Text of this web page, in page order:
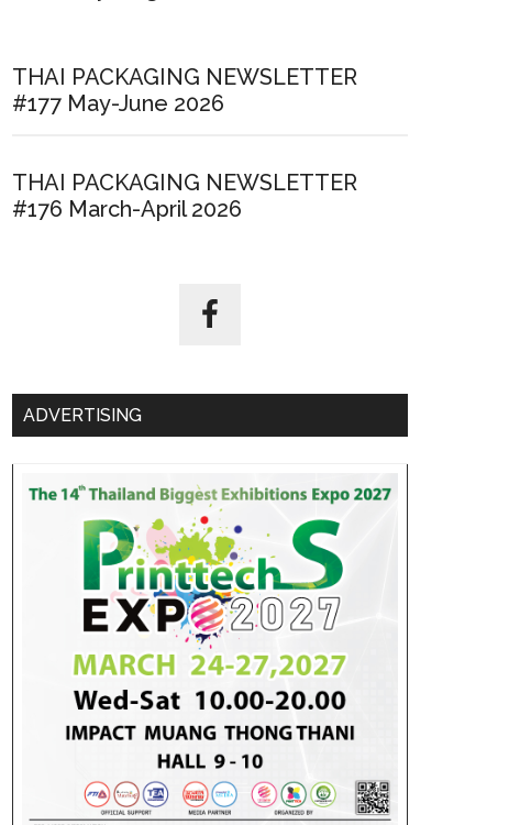
THAI PACKAGING NEWSLETTER
#177 May-June 2026
THAI PACKAGING NEWSLETTER
#176 March-April 2026
ADVERTISING